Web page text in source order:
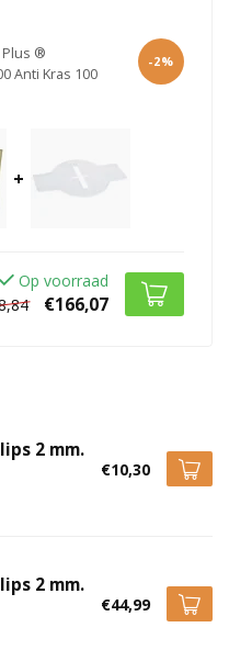
van goede kwaliteit.
Plus ®
Anti Kras 100
-2%
+
Op voorraad
€166,07
2 mm.
€10,30
2 mm.
€44,99